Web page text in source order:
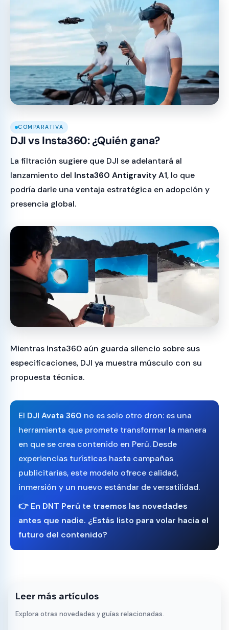
COMPARATIVA
DJI vs Insta360: ¿Quién gana?
La filtración sugiere que DJI se adelantará al
lanzamiento del Insta360 Antigravity A1, lo que
podría darle una ventaja estratégica en adopción y
presencia global.
Mientras Insta360 aún guarda silencio sobre sus
especificaciones, DJI ya muestra músculo con su
propuesta técnica.
El DJI Avata 360 no es solo otro dron: es una
herramienta que promete transformar la manera
en que se crea contenido en Perú. Desde
experiencias turísticas hasta campañas
publicitarias, este modelo ofrece calidad,
inmersión y un nuevo estándar de versatilidad.
👉 En DNT Perú te traemos las novedades
antes que nadie. ¿Estás listo para volar hacia el
futuro del contenido?
Leer más artículos
Explora otras novedades y guías relacionadas.